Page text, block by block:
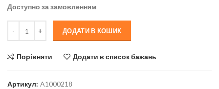
Доступно за замовленням
ДОДАТИ В КОШИК
Порівняти Додати в список бажань
Артикул: A1000218